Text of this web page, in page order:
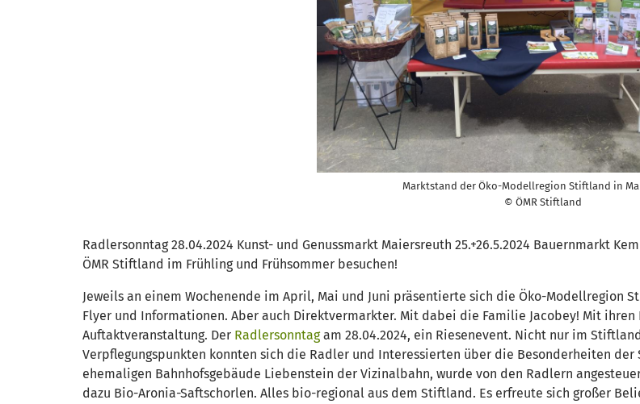
Marktstand der Öko-Modellregion Stiftland in
© ÖMR Stiftland
Radlersonntag 28.04.2024 Kunst- und Genussmarkt Maiersreuth 25.+26.5.2024 Bauernmarkt
ÖMR Stiftland im Frühling und Frühsommer besuchen!
Jeweils an einem Wochenende im April, Mai und Juni präsentierte sich die Öko-Modellregion
Flyer und Informationen. Aber auch Direktvermarkter. Mit dabei die Familie Jacobey! Mit
Auftaktveranstaltung. Der Radlersonntagam 28.04.2024, ein Riesenevent. Nicht nur im
Verpflegungspunkten konnten sich die Radler und Interessierten über die Besonderheiten
ehemaligen Bahnhofsgebäude Liebenstein der Vizinalbahn, wurde von den Radlern
dazu Bio-Aronia-Saftschorlen. Alles bio-regional aus dem Stiftland. Es erfreute sich großer